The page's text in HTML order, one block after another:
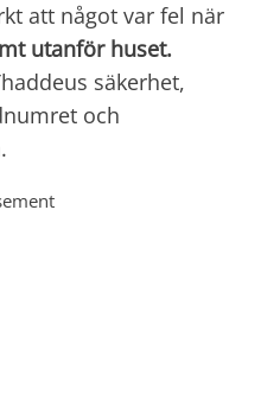
att något var fel när
utanför huset.
säkerhet,
och